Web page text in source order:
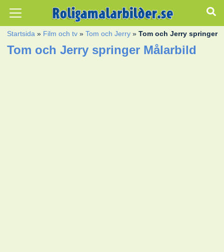
Startsida » Film och tv »Tom och Jerry »Tom och Jerry springer
Tom och Jerry springer Målarbild